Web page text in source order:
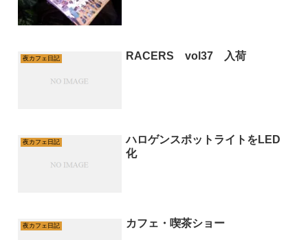
夜カフェ日記 RACERS vol37 入荷
夜カフェ日記
ハロゲンスポットライトをLED
化
夜カフェ日記 カフェ・喫茶ショー